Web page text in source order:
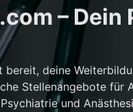
– Dein
deine
Stellenangebote für
und